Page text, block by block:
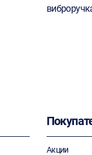
Акции